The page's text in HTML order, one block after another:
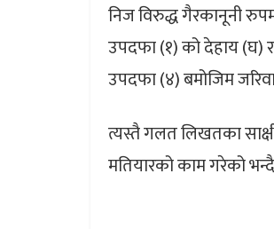
निज विरुद्ध गैरकानूनी
उपदफा (१) को देहाय (घ) र
उपदफा (४) बमोजिम
त्यस्तै गलत लिखतका
मतियारको काम गरेको भन्दै